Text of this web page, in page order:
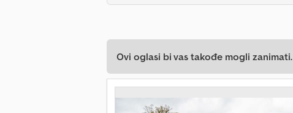
Ovi oglasi bi vas takođe mogli zanimati.